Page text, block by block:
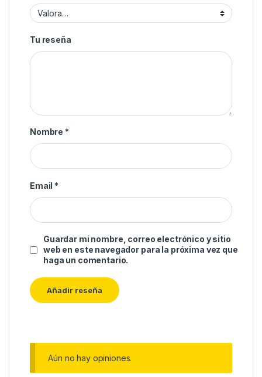
Tu reseña
Nombre *
Email *
Guardar mi nombre, correo electrónico y sitio
web en este navegador para la próxima vez que
haga un comentario.
Aún no hay opiniones.